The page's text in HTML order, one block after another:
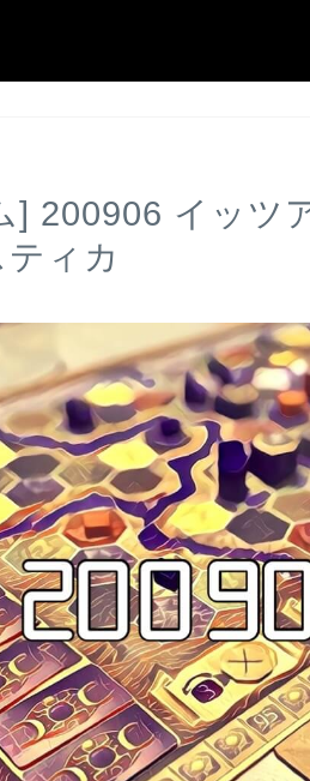
] 200906 イッツ
ティカ